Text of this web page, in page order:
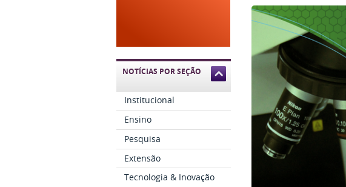
NOTÍCIAS POR SEÇÃO
Institucional
Ensino
Pesquisa
Extensão
Tecnologia & Inovação